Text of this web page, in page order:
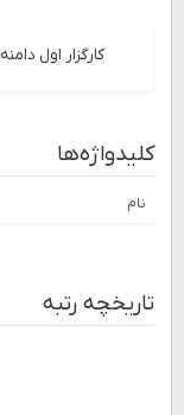
کارگزار اول دامنه
کلیدواژه‌ها
نام
تاریخچه رتبه